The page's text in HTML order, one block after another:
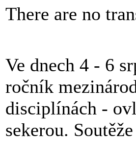
There are no
Ve dnech 4 - 6
ročník
disciplínách -
sekerou.